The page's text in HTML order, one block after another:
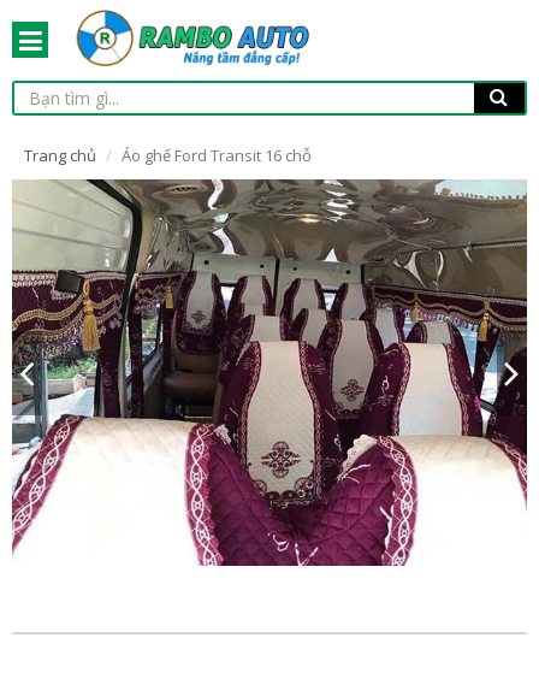
Trang chủ Áo ghế Ford Transit 16 chỗ